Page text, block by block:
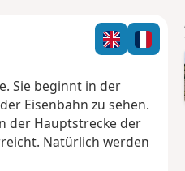
Sie beginnt in der
Eisenbahn zu sehen.
der Hauptstrecke der
Natürlich werden